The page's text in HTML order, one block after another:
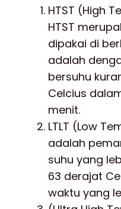
HTST (High
HTST
dipakai di
adalah
bersuhu
Celcius
menit.
LTLT (Low
adalah
suhu yang
63 derajat
waktu yang